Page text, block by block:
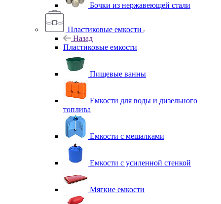
Бочки из нержавеющей стали
Пластиковые емкости
Назад
Пластиковые емкости
Пищевые ванны
Емкости для воды и дизельного
топлива
Емкости с мешалками
Емкости с усиленной стенкой
Мягкие емкости